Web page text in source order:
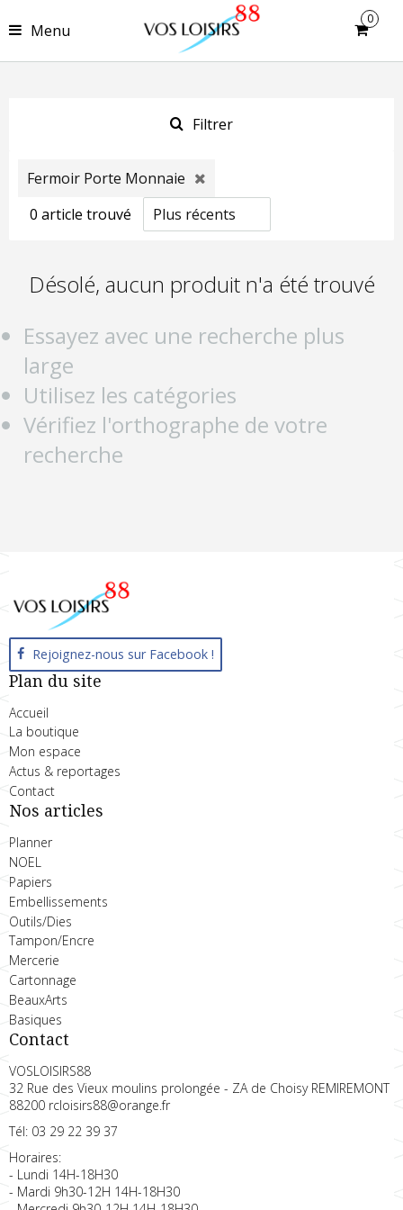
Menu
0
Filtrer
Fermoir Porte Monnaie
0 article trouvé
Désolé, aucun produit n'a été trouvé
Essayez avec une recherche plus
large
Utilisez les catégories
Vérifiez l'orthographe de votre
recherche
Rejoignez-nous sur Facebook !
Plan du site
Accueil
La boutique
Mon espace
Actus & reportages
Contact
Nos articles
Planner
NOEL
Papiers
Embellissements
Outils/Dies
Tampon/Encre
Mercerie
Cartonnage
BeauxArts
Basiques
Contact
VOSLOISIRS88
32 Rue des Vieux moulins prolongée - ZA de Choisy REMIREMONT
88200 rcloisirs88@orange.fr
Tél: 03 29 22 39 37
Horaires:
- Lundi 14H-18H30
- Mardi 9h30-12H 14H-18H30